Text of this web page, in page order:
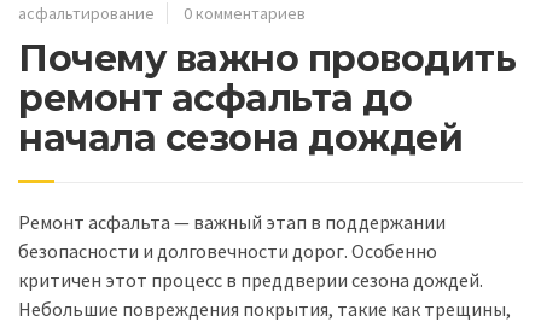
асфальтирование
0 комментариев
Почему важно проводить
ремонт асфальта до
начала сезона дождей
Ремонт асфальта — важный этап в поддержании
безопасности и долговечности дорог. Особенно
критичен этот процесс в преддверии сезона дождей.
Небольшие повреждения покрытия, такие как трещины,